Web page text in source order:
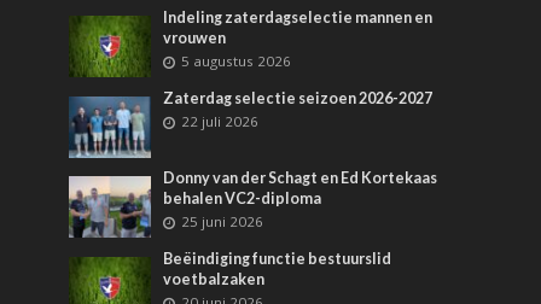
Indeling zaterdagselectie mannen en
vrouwen
5 augustus 2026
Zaterdag selectie seizoen 2026-2027
22 juli 2026
Donny van der Schagt en Ed Kortekaas
behalen VC2-diploma
25 juni 2026
Beëindiging functie bestuurslid
voetbalzaken